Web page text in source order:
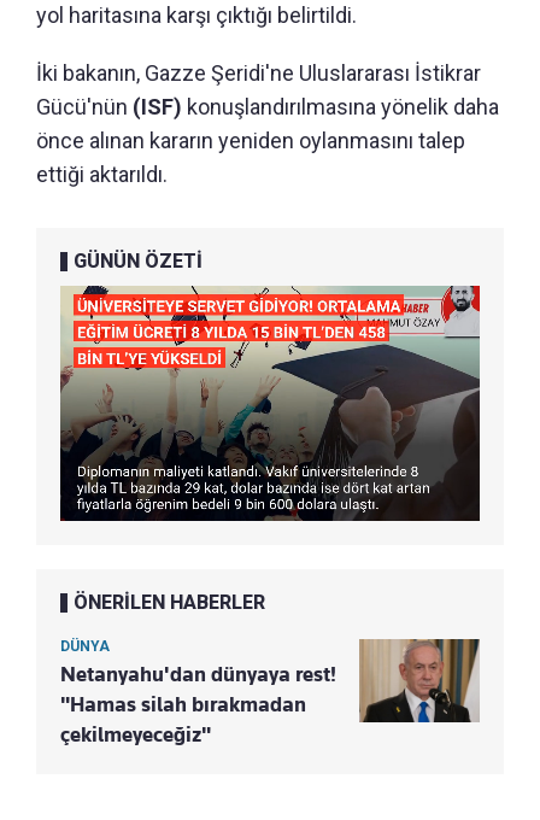
yol haritasına karşı çıktığı belirtildi.
İki bakanın, Gazze Şeridi'ne Uluslararası İstikrar
Gücü'nün (ISF) konuşlandırılmasına yönelik daha
önce alınan kararın yeniden oylanmasını talep
ettiği aktarıldı.
GÜNÜN ÖZETİ
ÖNERİLEN HABERLER
DÜNYA
Netanyahu'dan dünyaya rest!
"Hamas silah bırakmadan
çekilmeyeceğiz"